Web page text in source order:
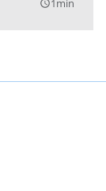
query_builder1min